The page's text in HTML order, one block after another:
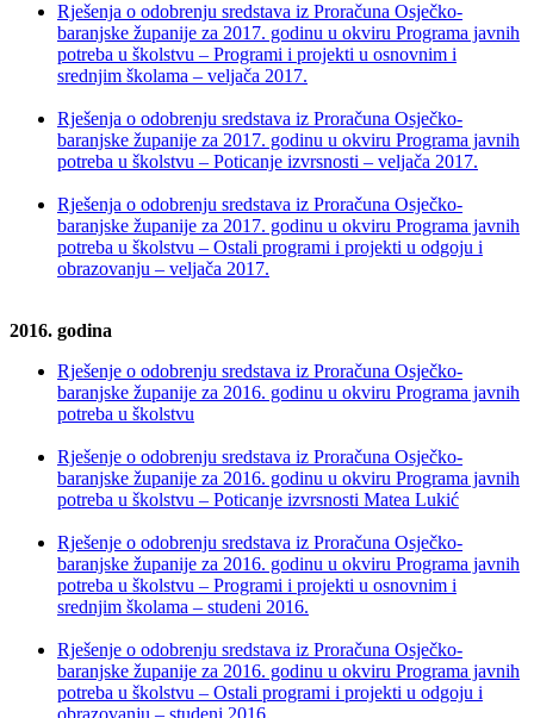
Rješenja o odobrenju sredstava iz Proračuna Osječko-
baranjske županije za 2017. godinu u okviru Programa javnih
potreba u školstvu – Programi i projekti u osnovnim i
srednjim školama – veljača 2017.
Rješenja o odobrenju sredstava iz Proračuna Osječko-
baranjske županije za 2017. godinu u okviru Programa javnih
potreba u školstvu – Poticanje izvrsnosti – veljača 2017.
Rješenja o odobrenju sredstava iz Proračuna Osječko-
baranjske županije za 2017. godinu u okviru Programa javnih
potreba u školstvu – Ostali programi i projekti u odgoju i
obrazovanju – veljača 2017.
2016. godina
Rješenje o odobrenju sredstava iz Proračuna Osječko-
baranjske županije za 2016. godinu u okviru Programa javnih
potreba u školstvu
Rješenje o odobrenju sredstava iz Proračuna Osječko-
baranjske županije za 2016. godinu u okviru Programa javnih
potreba u školstvu – Poticanje izvrsnosti Matea Lukić
Rješenje o odobrenju sredstava iz Proračuna Osječko-
baranjske županije za 2016. godinu u okviru Programa javnih
potreba u školstvu – Programi i projekti u osnovnim i
srednjim školama – studeni 2016.
Rješenje o odobrenju sredstava iz Proračuna Osječko-
baranjske županije za 2016. godinu u okviru Programa javnih
potreba u školstvu – Ostali programi i projekti u odgoju i